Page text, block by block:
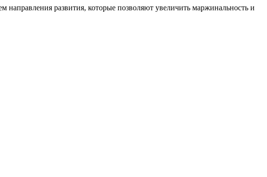
направления развития, которые позволяют увеличить маржинальность и